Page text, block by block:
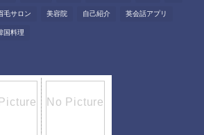
毛サロン 美容院 自己紹介 英会話アプリ
国料理